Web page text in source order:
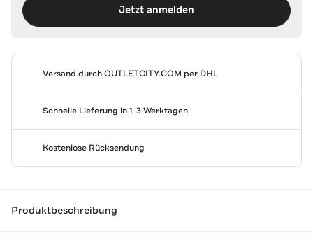
Jetzt anmelden
Versand durchOUTLETCITY.COM per DHL
Schnelle Lieferung in 1-3 Werktagen
Kostenlose Rücksendung
Produktbeschreibung